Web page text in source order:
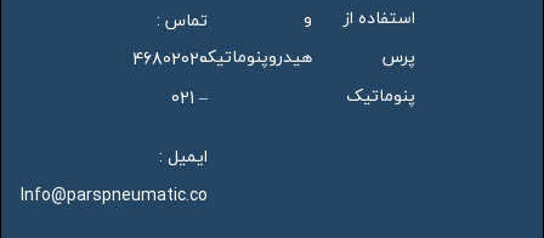
استفاده از
پرس
پنوماتیک
و
هیدروپنوماتیک
تماس :
46802020
– 021
ایمیل :
Info@parspneumatic.co